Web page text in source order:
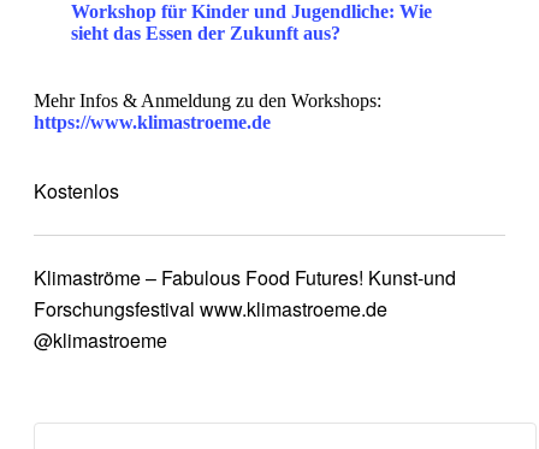
Workshop für Kinder und Jugendliche: Wie
sieht das Essen der Zukunft aus?
Mehr Infos & Anmeldung zu den Workshops:
https://www.klimastroeme.de
Kostenlos
Klimaströme – Fabulous Food Futures! Kunst-und
Forschungsfestival www.klimastroeme.de
@klimastroeme